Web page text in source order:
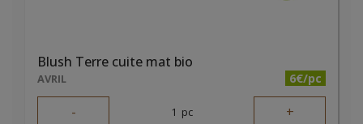
Blush Terre cuite mat bio
AVRIL 6€/pc
- 1 pc +